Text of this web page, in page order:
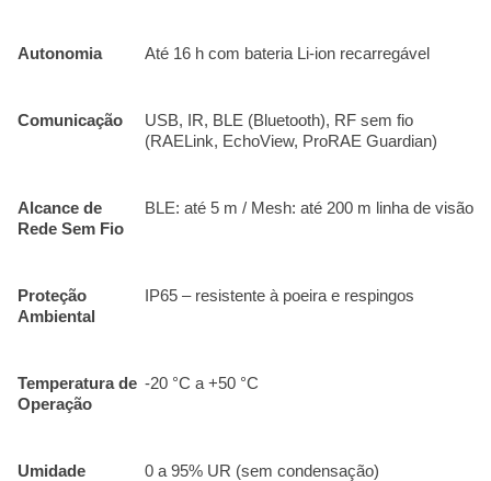
Autonomia Até 16 h com bateria Li-ion recarregável
Comunicação
USB, IR, BLE (Bluetooth), RF sem fio
(RAELink, EchoView, ProRAE Guardian)
Alcance de
Rede Sem Fio
BLE: até 5 m / Mesh: até 200 m linha de visão
Proteção
Ambiental
IP65 – resistente à poeira e respingos
Temperatura de
Operação
-20 °C a +50 °C
Umidade
0 a 95% UR (sem condensação)